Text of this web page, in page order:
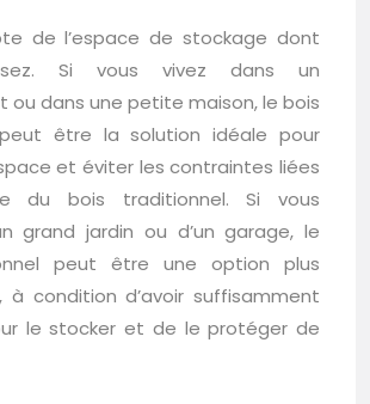
de l’espace de stockage dont
Si vous vivez dans un
dans une petite maison, le bois
être la solution idéale pour
et éviter les contraintes liées
du bois traditionnel. Si vous
grand jardin ou d’un garage, le
peut être une option plus
à condition d’avoir suffisamment
le stocker et de le protéger de